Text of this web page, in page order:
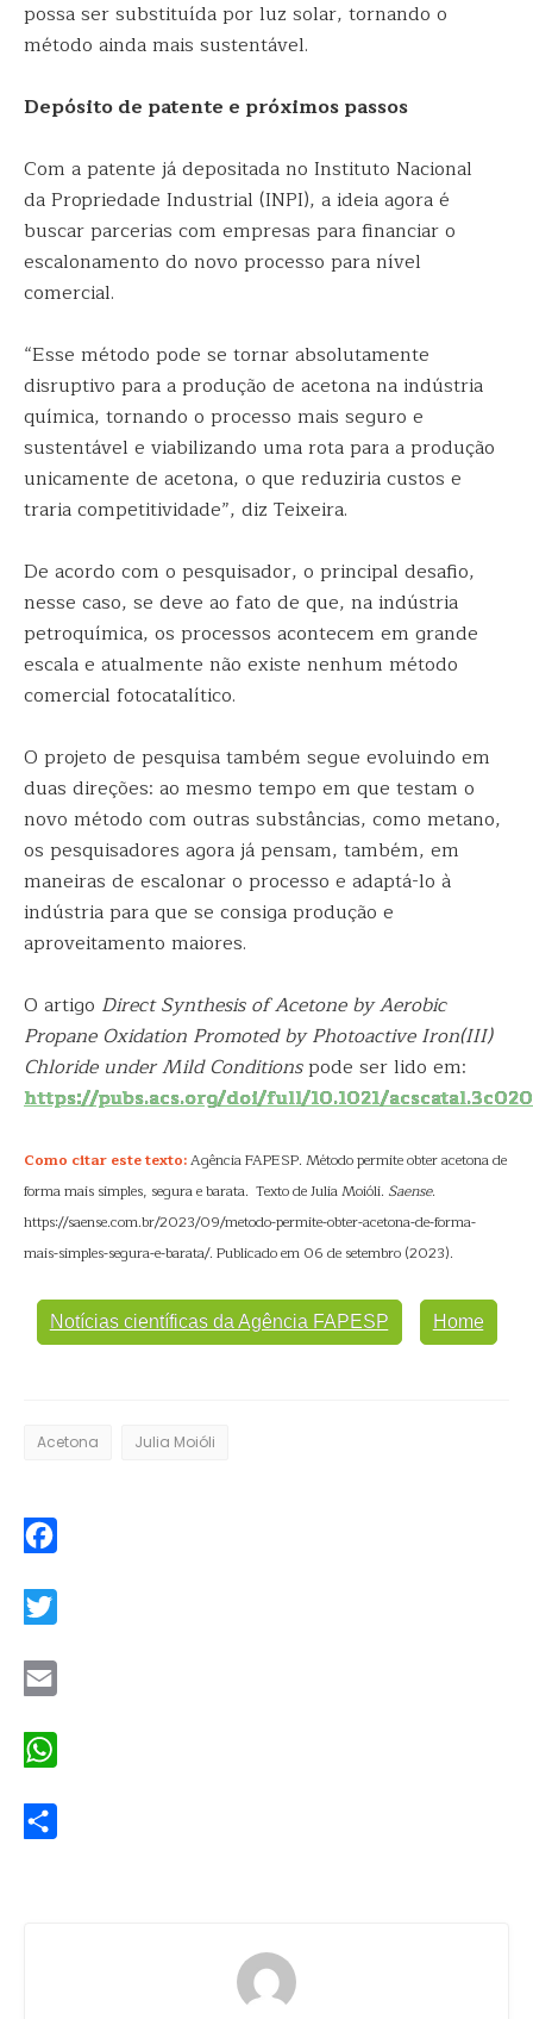
possa ser substituída por luz solar, tornando o
método ainda mais sustentável.
Depósito de patente e próximos passos
Com a patente já depositada no Instituto Nacional
da Propriedade Industrial (INPI), a ideia agora é
buscar parcerias com empresas para financiar o
escalonamento do novo processo para nível
comercial.
“Esse método pode se tornar absolutamente
disruptivo para a produção de acetona na indústria
química, tornando o processo mais seguro e
sustentável e viabilizando uma rota para a produção
unicamente de acetona, o que reduziria custos e
traria competitividade”, diz Teixeira.
De acordo com o pesquisador, o principal desafio,
nesse caso, se deve ao fato de que, na indústria
petroquímica, os processos acontecem em grande
escala e atualmente não existe nenhum método
comercial fotocatalítico.
O projeto de pesquisa também segue evoluindo em
duas direções: ao mesmo tempo em que testam o
novo método com outras substâncias, como metano,
os pesquisadores agora já pensam, também, em
maneiras de escalonar o processo e adaptá-lo à
indústria para que se consiga produção e
aproveitamento maiores.
O artigo Direct Synthesis of Acetone by Aerobic
Propane Oxidation Promoted by Photoactive Iron(III)
Chloride under Mild Conditionspode ser lido em:
https://pubs.acs.org/doi/full/10.1021/
Como citar este texto:Agência FAPESP. Método permite obter acetona de
forma mais simples, segura e barata. Texto de Julia Moióli. Saense.
https://saense.com.br/2023/09/metodo-permite-obter-acetona-de-forma-
mais-simples-segura-e-barata/. Publicado em 06 de setembro (2023).
Notícias científicas da Agência FAPESP Home
Acetona Julia Moióli